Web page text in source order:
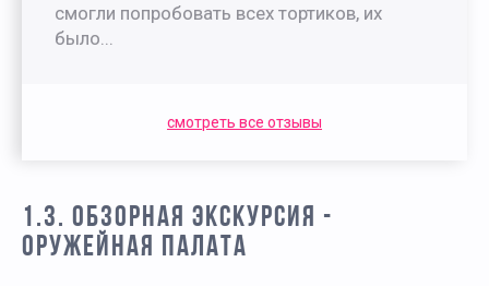
смогли попробовать всех тортиков, их
было...
смотреть все отзывы
1.3. ОБЗОРНАЯ ЭКСКУРСИЯ -
ОРУЖЕЙНАЯ ПАЛАТА